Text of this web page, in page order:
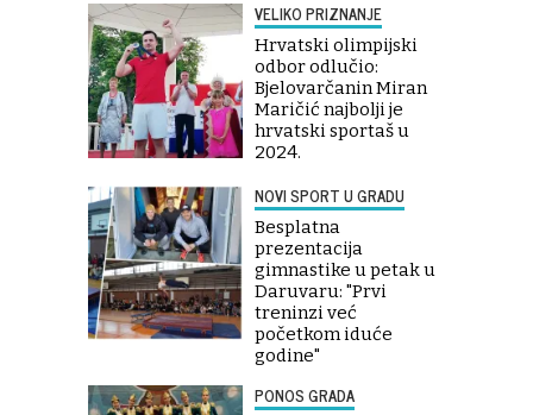
VELIKO PRIZNANJE
Hrvatski olimpijski
odbor odlučio:
Bjelovarčanin Miran
Maričić najbolji je
hrvatski sportaš u
2024.
NOVI SPORT U GRADU
Besplatna
prezentacija
gimnastike u petak u
Daruvaru: "Prvi
treninzi već
početkom iduće
godine"
PONOS GRADA